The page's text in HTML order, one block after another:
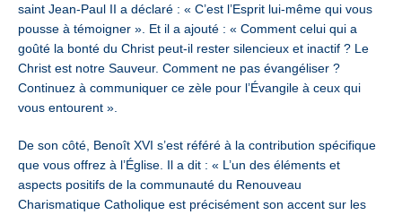
saint Jean-Paul II a déclaré : « C’est l’Esprit lui-même qui vous
pousse à témoigner ». Et il a ajouté : « Comment celui qui a
goûté la bonté du Christ peut-il rester silencieux et inactif ? Le
Christ est notre Sauveur. Comment ne pas évangéliser ?
Continuez à communiquer ce zèle pour l’Évangile à ceux qui
vous entourent ».
De son côté, Benoît XVI s’est référé à la contribution spécifique
que vous offrez à l’Église. Il a dit : « L’un des éléments et
aspects positifs de la communauté du Renouveau
Charismatique Catholique est précisément son accent sur les